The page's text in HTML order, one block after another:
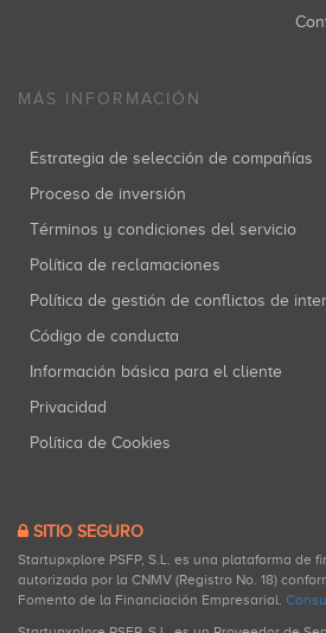
MÁS INFORMACIÓN
Estrategia de selección de compañías
Proceso de inversión
Términos y condiciones del servicio
Política de reclamaciones
Política de gestión de conflictos de
Código de conducta
Información básica para el cliente
Privacidad
Política de Cookies
SITIO SEGURO
Startupxplore PSFP, S.L. es una plataforma de
autorizada por la CNMV (Registro No. 18)
Fomento de la Financiación Empresarial.